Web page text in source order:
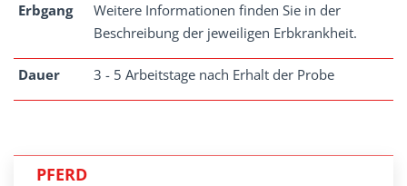
Erbgang
Weitere Informationen finden Sie in der
Beschreibung der jeweiligen Erbkrankheit.
Dauer 3 - 5 Arbeitstage nach Erhalt der Probe
PFERD